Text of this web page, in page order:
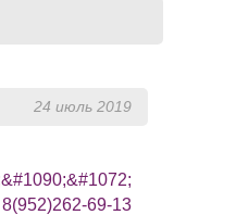
24 июль 2019
69-13